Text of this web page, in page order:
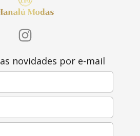
novidades por e-mail